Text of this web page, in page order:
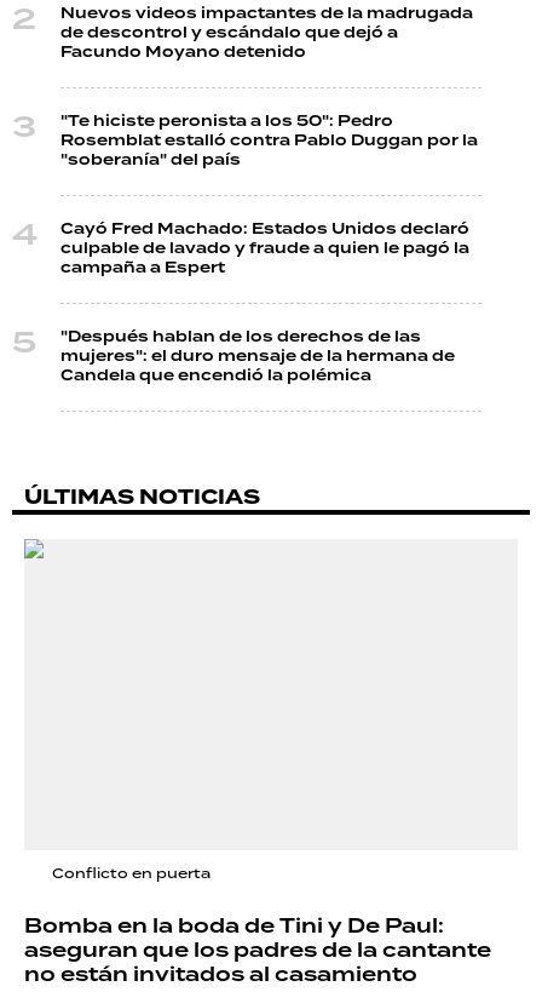
Nuevos videos impactantes de la madrugada
de descontrol y escándalo que dejó a
Facundo Moyano detenido
"Te hiciste peronista a los 50": Pedro
Rosemblat estalló contra Pablo Duggan por la
"soberanía" del país
Cayó Fred Machado: Estados Unidos declaró
culpable de lavado y fraude a quien le pagó la
campaña a Espert
"Después hablan de los derechos de las
mujeres": el duro mensaje de la hermana de
Candela que encendió la polémica
ÚLTIMAS NOTICIAS
Conflicto en puerta
Bomba en la boda de Tini y De Paul:
aseguran que los padres de la cantante
no están invitados al casamiento